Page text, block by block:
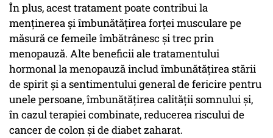
În plus, acest tratament poate contribui la
menținerea și îmbunătățirea forței musculare pe
măsură ce femeile îmbătrânesc și trec prin
menopauză. Alte beneficii ale tratamentului
hormonal la menopauză includ îmbunătățirea stării
de spirit și a sentimentului general de fericire pentru
unele persoane, îmbunătățirea calității somnului și,
în cazul terapiei combinate, reducerea riscului de
cancer de colon și de diabet zaharat.